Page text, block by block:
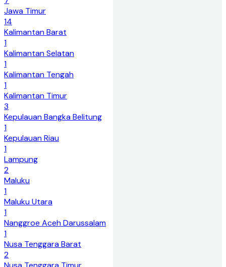
Jawa Timur
14
Kalimantan Barat
1
Kalimantan Selatan
1
Kalimantan Tengah
1
Kalimantan Timur
3
Kepulauan Bangka Belitung
1
Kepulauan Riau
1
Lampung
2
Maluku
1
Maluku Utara
1
Nanggroe Aceh Darussalam
1
Nusa Tenggara Barat
2